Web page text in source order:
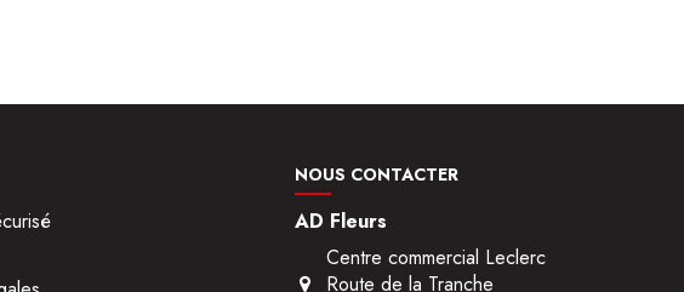
NOUS CONTACTER
AD Fleurs
Centre commercial Leclerc
Route de la Tranche